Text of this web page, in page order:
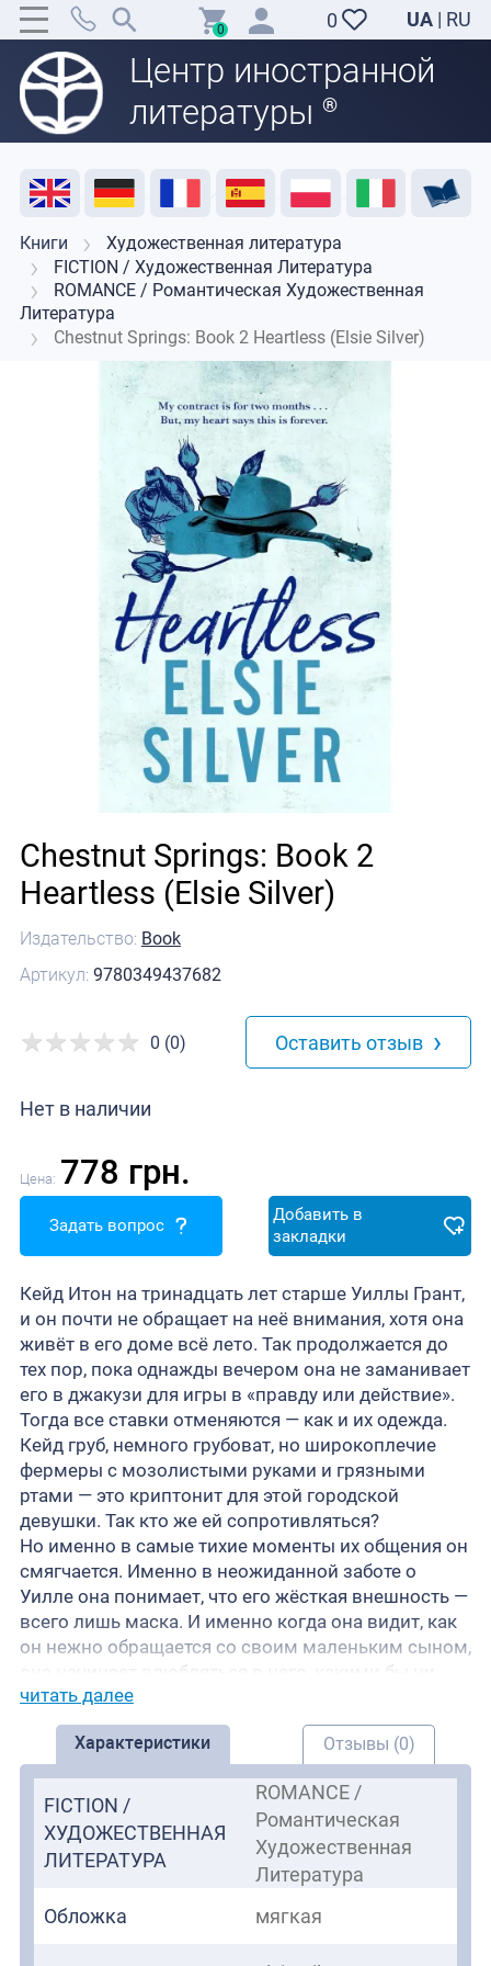
0 UA | RU
Центр иностранной
литературы ®
0
Акция Распродажа Отзывы Поддержка преподавателей
Книги
Художественная литература
FICTION / Художественная Литература
ROMANCE / Романтическая Художественная
Литература
Chestnut Springs: Book 2 Heartless (Elsie Silver)
Издательство: Book
Артикул: 9780349437682
Chestnut Springs: Book 2
Heartless (Elsie Silver)
Нет в наличии
0 (0) Оставить отзыв ›
Цена: 778 грн.
Задать вопрос
Добавить в
закладки
Кейд Итон на тринадцать лет старше Уиллы Грант,
и он почти не обращает на неё внимания, хотя она
живёт в его доме всё лето. Так продолжается до
тех пор, пока однажды вечером она не заманивает
его в джакузи для игры в «правду или действие».
Тогда все ставки отменяются — как и их одежда.
Кейд груб, немного грубоват, но широкоплечие
фермеры с мозолистыми руками и грязными
ртами — это криптонит для этой городской
девушки. Так кто же ей сопротивляться?
Но именно в самые тихие моменты их общения он
смягчается. Именно в неожиданной заботе о
Уилле она понимает, что его жёсткая внешность —
всего лишь маска. И именно когда она видит, как
он нежно обращается со своим маленьким сыном,
она начинает влюбляться в него, какими бы ни
были последствия.
Кто-то однажды убедил Кейда, что его старания
недостаточно хороши. Но Уилла никогда не
чувствовала себя такой любимой, как в его
объятиях.
В её контракте указано, что это соглашение
заключено всего на два месяца.
Но сердце подсказывает ей, что это навсегда.
читать далее
Характеристики Отзывы (0)
FICTION /
ХУДОЖЕСТВЕННАЯ
ЛИТЕРАТУРА
ROMANCE /
Романтическая
Художественная
Литература
Обложка
мягкая